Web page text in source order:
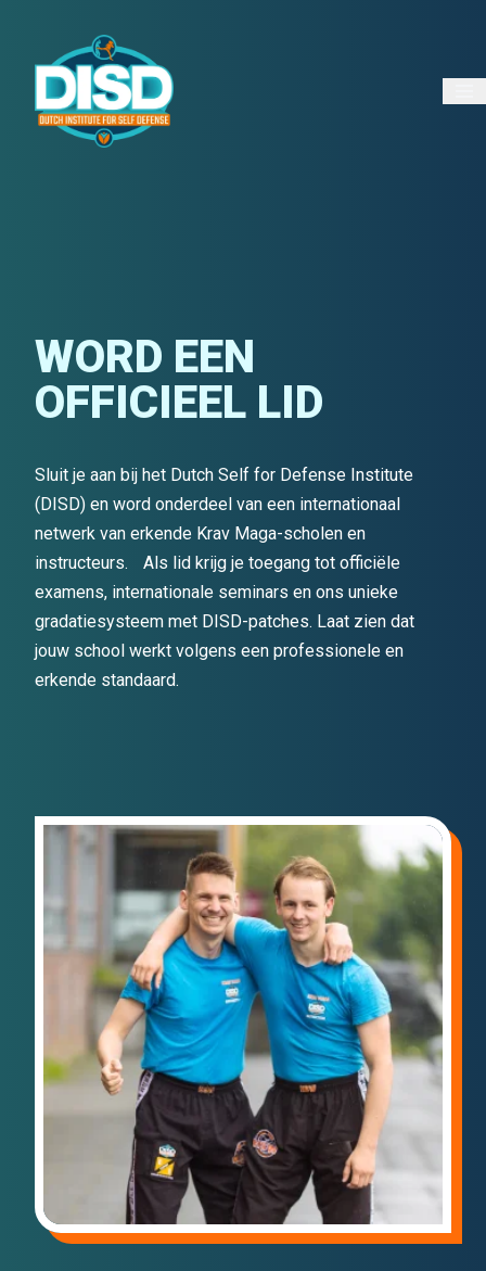
WORD EEN
OFFICIEEL LID
Sluit je aan bij het Dutch Self for Defense Institute
(DISD) en word onderdeel van een internationaal
netwerk van erkende Krav Maga-scholen en
instructeurs. Als lid krijg je toegang tot officiële
examens, internationale seminars en ons unieke
gradatiesysteem met DISD-patches. Laat zien dat
jouw school werkt volgens een professionele en
erkende standaard.